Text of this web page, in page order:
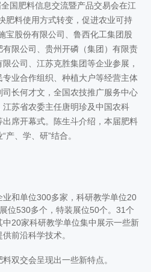
肥料信息交流暨产品交易会在江
肥料使用方式转变，促进农业可持
宝股份有限公司、鲁西化工集团股
限公司、贵州开磷（集团）有限责
公司、江苏克胜集团等企业参展，
业合作组织、种植大户等经营主体
长何才文，全国农技推广服务中心
苏省农委主任唐明珍及中国农科
席开幕式。陈生斗介绍，本届肥料
、学、研”结合。
和单位300多家，科研教学单位20
位530多个，特装展位50个。31个
20家科研教学单位集中展示一些新
前沿科学技术。
交会呈现出一些新特点。